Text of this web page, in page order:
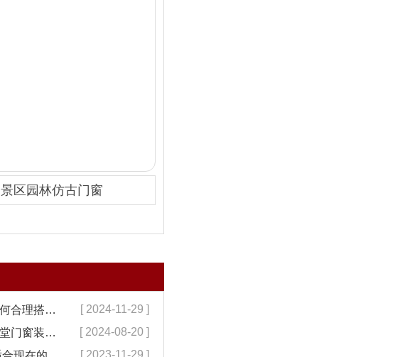
景区园林仿古门窗
农村自建房与新中式装修如何合理搭配【冠墅阳光】 [ 2024-11-29 ]
预算不多，如何营造寺庙佛堂门窗装修【冠墅阳光】 [ 2024-08-20 ]
[ 2023-11-29 ]